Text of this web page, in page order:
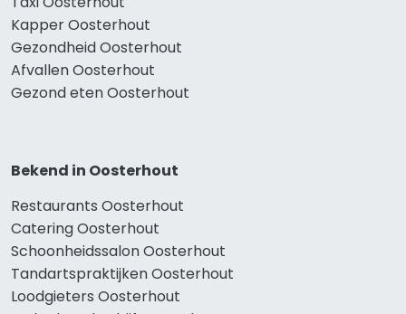
Kapper Oosterhout
Gezondheid Oosterhout
Afvallen Oosterhout
Gezond eten Oosterhout
Bekend in Oosterhout
Restaurants Oosterhout
Catering Oosterhout
Schoonheidssalon Oosterhout
Tandartspraktijken Oosterhout
Loodgieters Oosterhout